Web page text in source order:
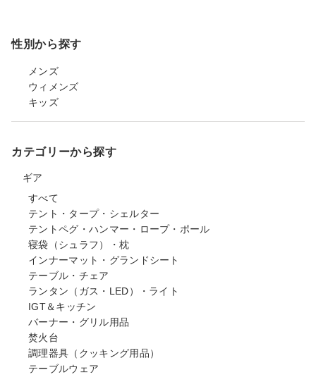
性別から探す
メンズ
ウィメンズ
キッズ
カテゴリーから探す
ギア
すべて
テント・タープ・シェルター
テントペグ・ハンマー・ロープ・ポール
寝袋（シュラフ）・枕
インナーマット・グランドシート
テーブル・チェア
ランタン（ガス・LED）・ライト
IGT＆キッチン
バーナー・グリル用品
焚火台
調理器具（クッキング用品）
テーブルウェア